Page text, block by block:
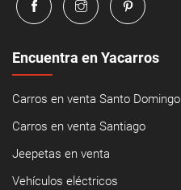
Encuentra en Yacarros
Carros en venta Santo Domingo
Carros en venta Santiago
Jeepetas en venta
Vehículos eléctricos